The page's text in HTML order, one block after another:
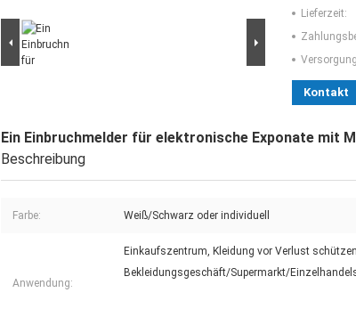
Lieferzeit:
Kontakt
Ein Einbruchmelder für elektronische Exponate mit
Beschreibung
Farbe: Weiß/Schwarz oder individuell
Anwendung:
Einkaufszentrum, Kleidung vor Verlust
Bekleidungsgeschäft/Supermarkt/